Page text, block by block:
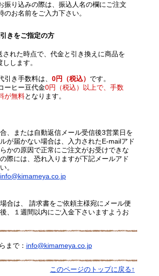
振り込みの際は、振込人名の欄にご注文
のお名前をご入力下さい。
きをご指定の方
された時点で、代金と引き換えに商品を
しします。
引き手数料は、 0円（税込） です。
ーヒー豆代金0円（税込）以上で、手数
が無料となります。
、または自動返信メール受信後3営業日を
が届かない場合は、入力されたE-mailアド
かの原因で正常にご注文がお受けできな
際には、恐れ入りますが下記メールアド
。
info@kimameya.co.jp
合は、 請求書をご依頼主様宛にメール便
、１週間以内にご入金下さいますようお
まで： info@kimameya.co.jp
このページのトップに戻る↑